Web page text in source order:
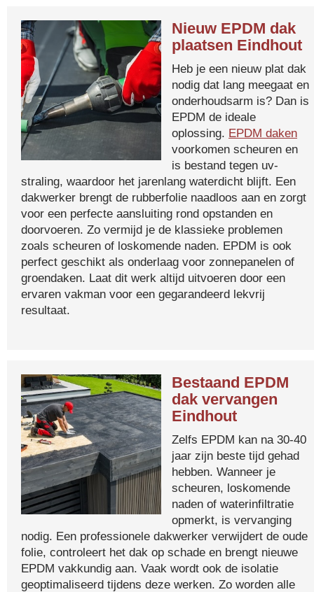
Nieuw EPDM dak
plaatsen Eindhout
Heb je een nieuw plat dak
nodig dat lang meegaat en
onderhoudsarm is? Dan is
EPDM de ideale
oplossing. EPDM daken
voorkomen scheuren en
is bestand tegen uv-
straling, waardoor het jarenlang waterdicht blijft. Een
dakwerker brengt de rubberfolie naadloos aan en zorgt
voor een perfecte aansluiting rond opstanden en
doorvoeren. Zo vermijd je de klassieke problemen
zoals scheuren of loskomende naden. EPDM is ook
perfect geschikt als onderlaag voor zonnepanelen of
groendaken. Laat dit werk altijd uitvoeren door een
ervaren vakman voor een gegarandeerd lekvrij
resultaat.
Bestaand EPDM
dak vervangen
Eindhout
Zelfs EPDM kan na 30-40
jaar zijn beste tijd gehad
hebben. Wanneer je
scheuren, loskomende
naden of waterinfiltratie
opmerkt, is vervanging
nodig. Een professionele dakwerker verwijdert de oude
folie, controleert het dak op schade en brengt nieuwe
EPDM vakkundig aan. Vaak wordt ook de isolatie
geoptimaliseerd tijdens deze werken. Zo worden alle